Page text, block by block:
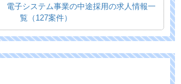
子システム事業の中途採用の求人情報一
覧（127案件）